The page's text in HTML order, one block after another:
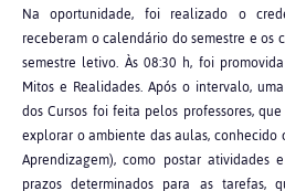
Na oportunidade, foi realizado o
receberam o calendário do semestre e os
semestre letivo. Às 08:30 h, foi
Mitos e Realidades. Após o intervalo,
dos Cursos foi feita pelos professores,
explorar o ambiente das aulas, conhecido
Aprendizagem), como postar
prazos determinados para as tarefas,